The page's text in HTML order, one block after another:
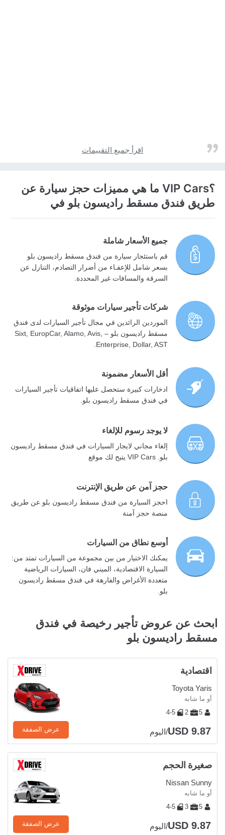
اقرأ جميع التقييمات
؟VIP Cars ما هي مميزات حجز سيارة عن
طريق فندق مسقط راديسون بلو في
جميع الأسعار شاملة
قم باستئجار سيارة من فندق مسقط راديسون بلو
بسعر شامل للإعفـاء من أضرار التصادم، التنازل عن
السرقة والمسافات غير المحددة.
شركات تأجير سيارات موثوقة
الموردين الرائدين في مجال تأجير السيارات لدى فندق
مسقط راديسون بلو – Sixt, EuropCar, Alamo, Avis,
Enterprise, Dollar, AST.
أقل الأسعار مضمونة
ادخارات كبيرة ستحصل عليها اتفاقيات تأجير السيارات
في فندق مسقط راديسون بلو.
لا يوجد رسوم للإلغاء
إلغاء مجاني لايجار السيارات في فندق مسقط راديسون
بلو. VIP Cars يتيح لك موقع
حجز آمن عن طريق الإنترنت
احجز السيارة من فندق مسقط راديسون بلو عن طريق
منصة حجز آمنة
أوسع نطاق من السيارات
يمكنك الاختيار من بين مجموعة من السيارات تمتد من:
السيارة الاقتصادية، الميني فان، السيارات الرياضية
متعددة الأغراض والفارهة في فندق مسقط راديسون
بلو.
ابحث عن عروض تأجير رخيصة في فندق
مسقط راديسون بلو
اقتصادية
Toyota Yaris
أو ما شابه
5
2
4-5
USD 9.87/اليوم عرض الصفقة
صغيرة الحجم
Nissan Sunny
أو ما شابه
5
3
4-5
USD 9.87/اليوم عرض الصفقة